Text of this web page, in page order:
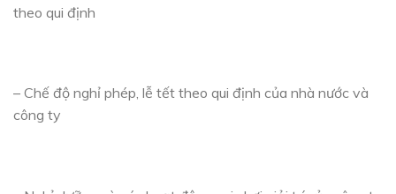
theo qui định
– Chế độ nghỉ phép, lễ tết theo qui định của nhà nước và
công ty